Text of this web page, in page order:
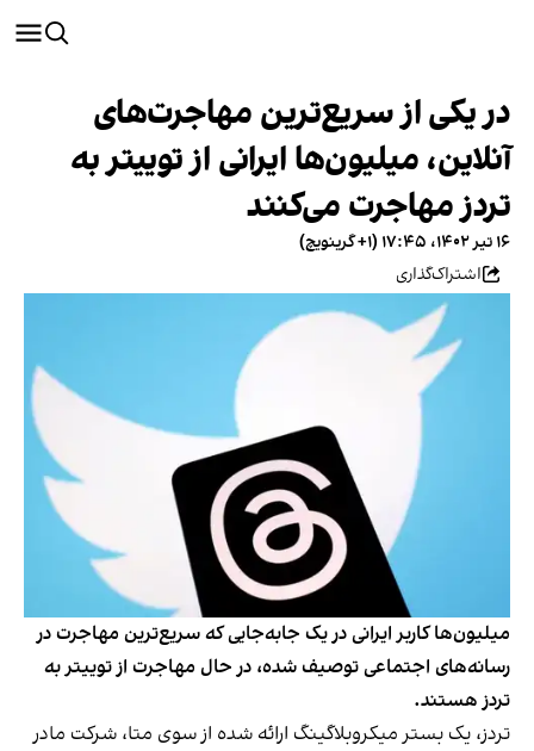
در یکی از سریع‌ترین مهاجرت‌های
آنلاین، میلیون‌ها ایرانی از توییتر به
تردز مهاجرت می‌کنند
۱۶ تیر ۱۴۰۲، ۱۷:۴۵ (‎+۱ گرینویچ)
اشتراک‌گذاری
میلیون‌ها کاربر ایرانی در یک جابه‌جایی که سریع‌ترین مهاجرت در
رسانه‌های اجتماعی توصیف شده، در حال مهاجرت از توییتر به
تردز هستند.
تردز، یک بستر میکروبلاگینگ ارائه شده از سوی متا، شرکت مادر